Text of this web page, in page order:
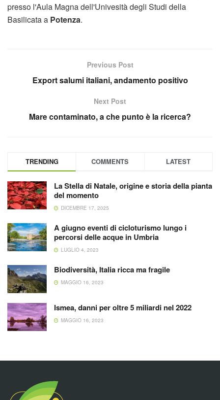
presso l'Aula Magna dell'Univesità degli Studi della
Basilicata a Potenza.
Previous Post
Export salumi italiani, andamento positivo
Next Post
Mare contaminato, a che punto è la ricerca?
TRENDING COMMENTS LATEST
La Stella di Natale, origine e storia della pianta
del momento
DICEMBRE 17, 2025
A giugno eventi di cicloturismo lungo i
percorsi delle acque in Umbria
LUGLIO 4, 2023
Biodiversità, Italia ricca ma fragile
MAGGIO 16, 2023
Ismea, danni per oltre 5 miliardi nel 2022
MAGGIO 16, 2023